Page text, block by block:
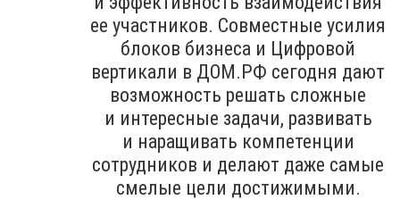
ее участников. Совместные усилия
блоков бизнеса и Цифровой
вертикали в ДОМ.РФ сегодня дают
возможность решать сложные
и интересные задачи, развивать
и наращивать компетенции
сотрудников и делают даже самые
смелые цели достижимыми.